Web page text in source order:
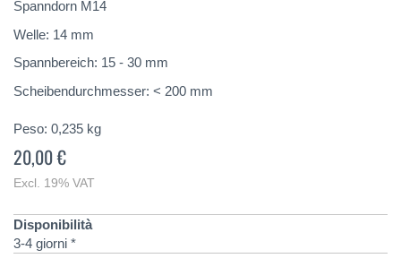
Spanndorn M14
Welle: 14 mm
Spannbereich: 15 - 30 mm
Scheibendurchmesser: < 200 mm
Peso: 0,235 kg
20,00 €
Excl. 19% VAT
Disponibilità
3-4 giorni *